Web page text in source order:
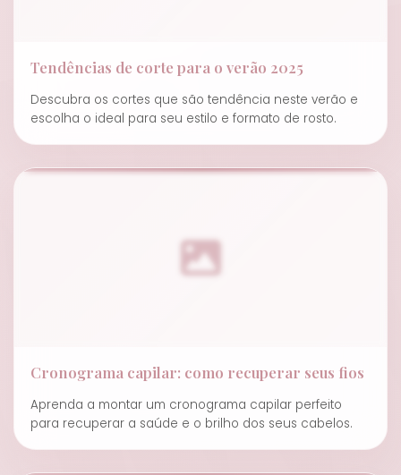
Tendências de corte para o verão 2025
Descubra os cortes que são tendência neste verão e
escolha o ideal para seu estilo e formato de rosto.
Cronograma capilar: como recuperar seus fios
Aprenda a montar um cronograma capilar perfeito
para recuperar a saúde e o brilho dos seus cabelos.